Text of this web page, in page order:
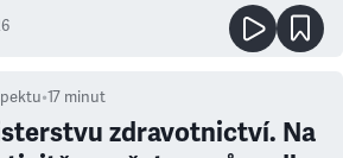
•17 minut
zdravotnictví. Na